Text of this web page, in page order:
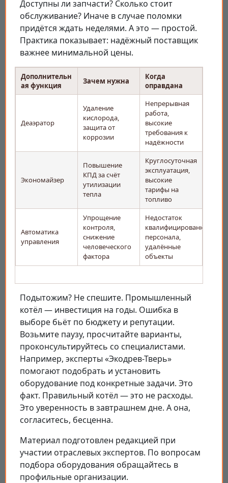
Доступны ли запчасти? Сколько стоит
обслуживание? Иначе в случае поломки
придётся ждать неделями. А это — простой.
Практика показывает: надёжный поставщик
важнее минимальной цены.
Дополнительн
ая функция
Зачем нужна
Когда
оправдана
Деаэратор
Удаление
кислорода,
защита от
коррозии
Непрерывная
работа,
высокие
требования к
надёжности
Экономайзер
Повышение
КПД за счёт
утилизации
тепла
Круглосуточная
эксплуатация,
высокие
тарифы на
топливо
Автоматика
управления
Упрощение
контроля,
снижение
человеческого
фактора
Недостаток
квалифицированного
персонала,
удалённые
объекты
Подытожим? Не спешите. Промышленный
котёл — инвестиция на годы. Ошибка в
выборе бьёт по бюджету и репутации.
Возьмите паузу, просчитайте варианты,
проконсультируйтесь со специалистами.
Например, эксперты «Экодрев-Тверь»
помогают подобрать и установить
оборудование под конкретные задачи. Это
факт. Правильный котёл — это не расходы.
Это уверенность в завтрашнем дне. А она,
согласитесь, бесценна.
Материал подготовлен редакцией при
участии отраслевых экспертов. По вопросам
подбора оборудования обращайтесь в
профильные организации.